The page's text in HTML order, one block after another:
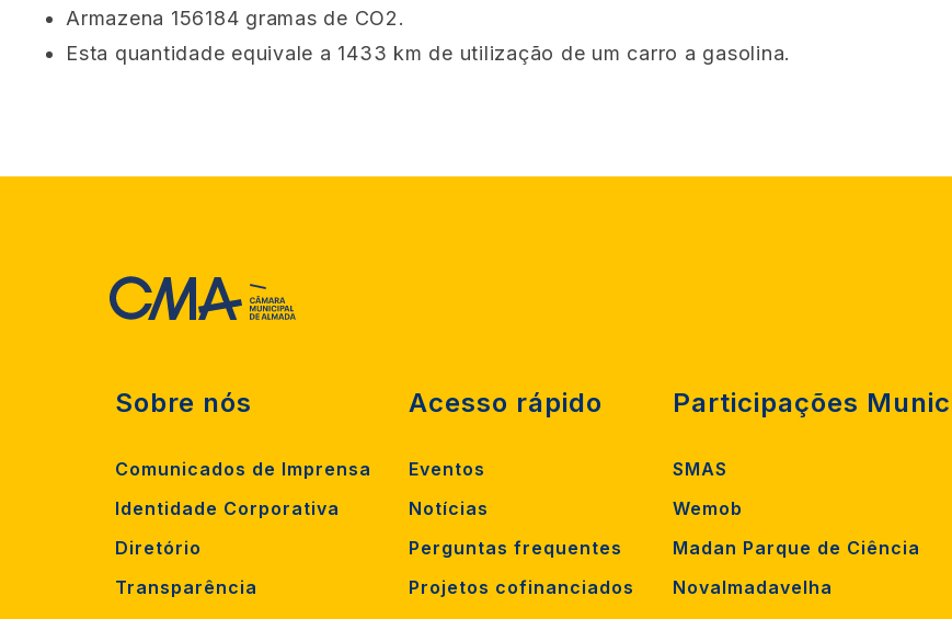
Armazena 156184 gramas de CO2.
Esta quantidade equivale a 1433 km de utilização de um carro a gasolina.
Sobre nós
Comunicados de Imprensa
Identidade Corporativa
Diretório
Transparência
Acesso rápido
Eventos
Notícias
Perguntas frequentes
Projetos cofinanciados
Participações
SMAS
Wemob
Madan Parque de Ciência
Novalmadavelha